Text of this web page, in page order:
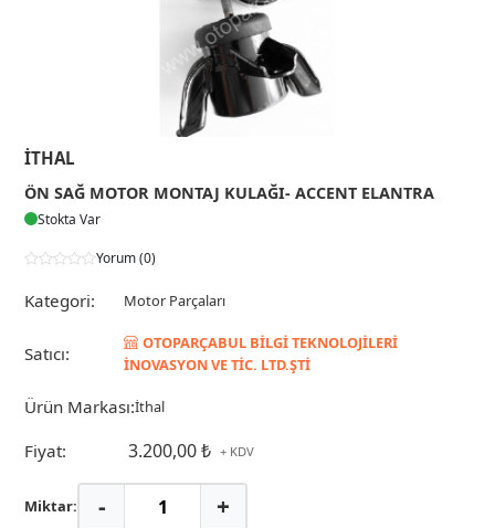
İTHAL
ÖN SAĞ MOTOR MONTAJ KULAĞI- ACCENT ELANTRA
Stokta Var
Yorum (0)
Kategori: Motor Parçaları
Satıcı:
OTOPARÇABUL BİLGİ TEKNOLOJİLERİ
İNOVASYON VE TİC. LTD.ŞTİ
Ürün Markası:İthal
Fiyat: 3.200,00 ₺ + KDV
Miktar: - +